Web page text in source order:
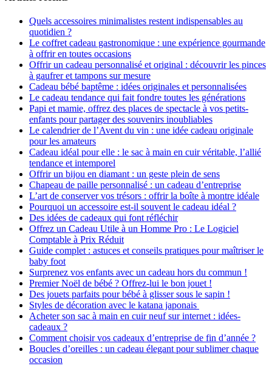
Quels accessoires minimalistes restent indispensables au
quotidien ?
Le coffret cadeau gastronomique : une expérience gourmande
à offrir en toutes occasions
Offrir un cadeau personnalisé et original : découvrir les pinces
à gaufrer et tampons sur mesure
Cadeau bébé baptême : idées originales et personnalisées
Le cadeau tendance qui fait fondre toutes les générations
Papi et mamie, offrez des places de spectacle à vos petits-
enfants pour partager des souvenirs inoubliables
Le calendrier de l’Avent du vin : une idée cadeau originale
pour les amateurs
Cadeau idéal pour elle : le sac à main en cuir véritable, l’allié
tendance et intemporel
Offrir un bijou en diamant : un geste plein de sens
Chapeau de paille personnalisé : un cadeau d’entreprise
L’art de conserver vos trésors : offrir la boîte à montre idéale
Pourquoi un accessoire est-il souvent le cadeau idéal ?
Des idées de cadeaux qui font réfléchir
Offrez un Cadeau Utile à un Homme Pro : Le Logiciel
Comptable à Prix Réduit
Guide complet : astuces et conseils pratiques pour maîtriser le
baby foot
Surprenez vos enfants avec un cadeau hors du commun !
Premier Noël de bébé ? Offrez-lui le bon jouet !
Des jouets parfaits pour bébé à glisser sous le sapin !
Styles de décoration avec le katana japonais
Acheter son sac à main en cuir neuf sur internet : idées-
cadeaux ?
Comment choisir vos cadeaux d’entreprise de fin d’année ?
Boucles d’oreilles : un cadeau élegant pour sublimer chaque
occasion